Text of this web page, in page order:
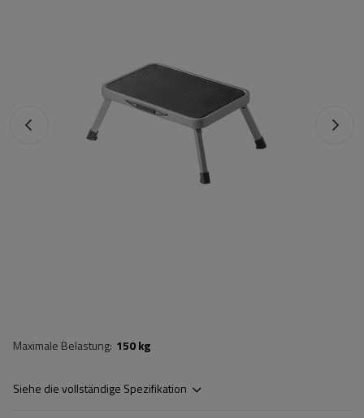
Maximale Belastung 150 kg
Siehe die vollständige Spezifikation